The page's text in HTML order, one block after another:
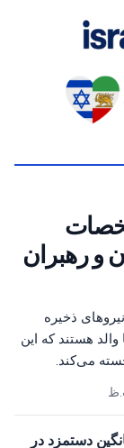
و رهبران
که ۵۵ درصد از نیروهای ذخیره
و ۳۷ درصد از آن‌ها والد هستند که این
می‌کند.
دستمزد در